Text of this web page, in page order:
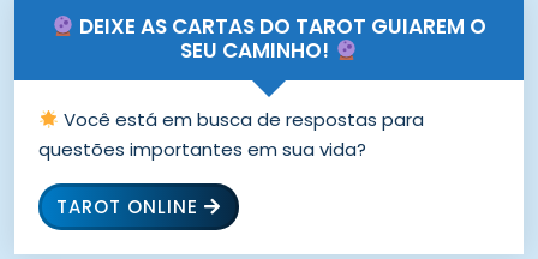
DEIXE AS CARTAS DO TAROT GUIAREM O
SEU CAMINHO!
Você está em busca de respostas para
questões importantes em sua vida?
TAROT ONLINE